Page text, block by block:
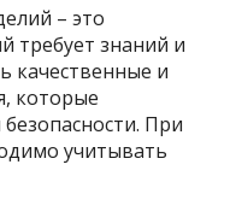
– это
требует знаний и
качественные и
которые
При
учитывать